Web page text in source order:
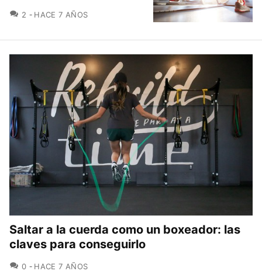
2 COMENTARIOS
HACE 7 AÑOS
Saltar a la cuerda como un boxeador: las
claves para conseguirlo
0 COMENTARIOS
HACE 7 AÑOS